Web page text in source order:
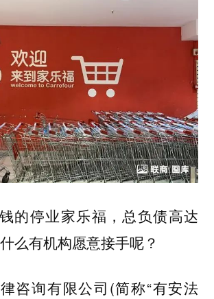
的停业家乐福，总负债高达
么有机构愿意接手呢？
咨询有限公司(简称“有安法